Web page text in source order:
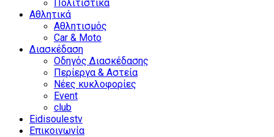
Πολιτιστικά
Αθλητικά
Αθλητισμός
Car & Moto
Διασκέδαση
Οδηγός Διασκέδασης
Περίεργα & Αστεία
Νέες κυκλοφορίες
Event
club
Eidisoulestv
Επικοινωνία